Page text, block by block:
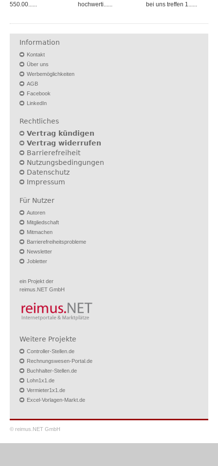
550.00......
hochwerti......
bei uns treffen 1......
Information
Kontakt
Über uns
Werbemöglichkeiten
AGB
Facebook
LinkedIn
Rechtliches
Vertrag kündigen
Vertrag widerrufen
Barrierefreiheit
Nutzungsbedingungen
Datenschutz
Impressum
Für Nutzer
Autoren
Mitgliedschaft
Mitmachen
Barrierefreiheitsprobleme
Newsletter
Jobletter
ein Projekt der
reimus.NET GmbH
Weitere Projekte
Controller-Stellen.de
Rechnungswesen-Portal.de
Buchhalter-Stellen.de
Lohn1x1.de
Vermieter1x1.de
Excel-Vorlagen-Markt.de
© reimus.NET GmbH